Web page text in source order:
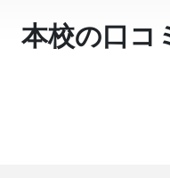
本校の口コ